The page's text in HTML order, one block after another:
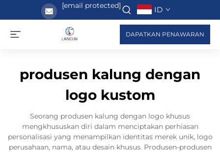
[email protected] ID
DAPATKAN PENAWARAN
produsen kalung dengan
logo kustom
Seorang produsen kalung dengan logo khusus
mengkhususkan diri dalam menciptakan perhiasan
personalisasi yang menampilkan identitas merek unik, logo
perusahaan, nama, atau desain khusus. Produsen-produsen